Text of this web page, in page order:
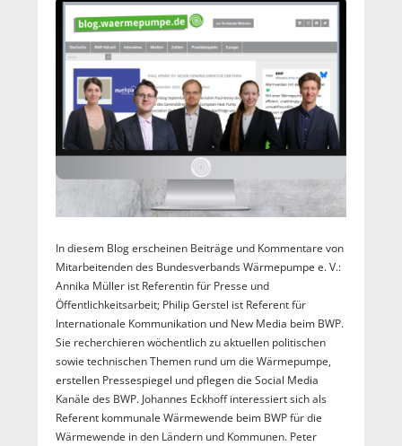
In diesem Blog erscheinen Beiträge und Kommentare von
Mitarbeitenden des Bundesverbands Wärmepumpe e. V.:
Annika Müller ist Referentin für Presse und
Öffentlichkeitsarbeit; Philip Gerstel ist Referent für
Internationale Kommunikation und New Media beim BWP.
Sie recherchieren wöchentlich zu aktuellen politischen
sowie technischen Themen rund um die Wärmepumpe,
erstellen Pressespiegel und pflegen die Social Media
Kanäle des BWP. Johannes Eckhoff interessiert sich als
Referent kommunale Wärmewende beim BWP für die
Wärmewende in den Ländern und Kommunen. Peter